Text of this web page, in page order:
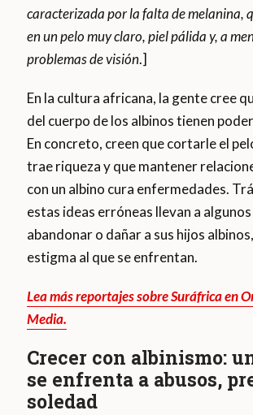
caracterizada por la falta de melanina,
en un pelo muy claro, piel pálida y, a
problemas de visión.]
En la cultura africana, la gente cree
del cuerpo de los albinos tienen
En concreto, creen que cortarle el
trae riqueza y que mantener
con un albino cura enfermedades.
estas ideas erróneas llevan a
abandonar o dañar a sus hijos
estigma al que se enfrentan.
Lea más reportajes sobre Suráfrica en
Media.
Crecer con albinismo:
se enfrenta a abusos,
soledad